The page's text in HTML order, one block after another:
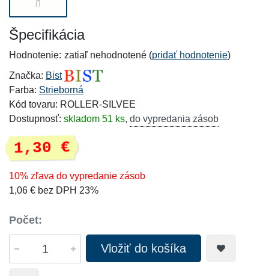
Špecifikácia
Hodnotenie: zatiaľ nehodnotené (pridať hodnotenie)
Značka: Bist
Farba: Strieborná
Kód tovaru: ROLLER-SILVEE
Dostupnosť: skladom 51 ks, do vypredania zásob
1,30 €
10% zľava do vypredanie zásob
1,06 € bez DPH 23%
Počet:
Vložiť do košíka